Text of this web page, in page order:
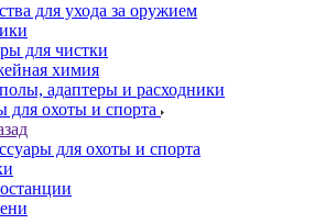
для ухода за оружием
для чистки
химия
адаптеры и расходники
для охоты и спорта
для охоты и спорта